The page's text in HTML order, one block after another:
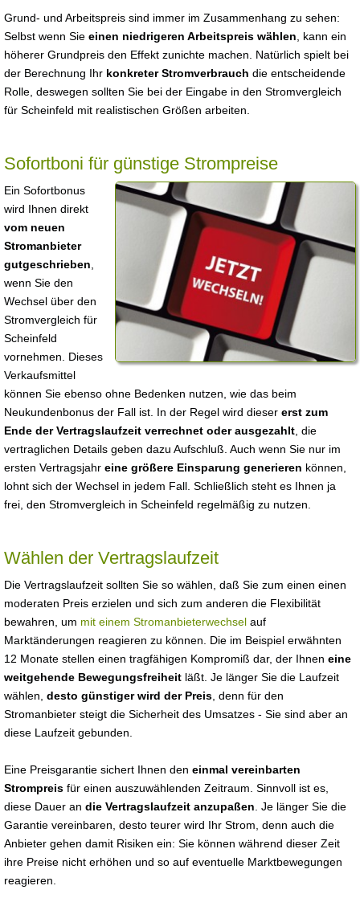
Grund- und Arbeitspreis sind immer im Zusammenhang zu sehen:
Selbst wenn Sie einen niedrigeren Arbeitspreis wählen , kann ein
höherer Grundpreis den Effekt zunichte machen. Natürlich spielt bei
der Berechnung Ihr konkreter Stromverbrauch die entscheidende
Rolle, deswegen sollten Sie bei der Eingabe in den Stromvergleich
für Scheinfeld mit realistischen Größen arbeiten.
Sofortboni für günstige Strompreise
Ein Sofortbonus
wird Ihnen direkt
vom neuen
Stromanbieter
gutgeschrieben
wenn Sie den
Wechsel über den
Stromvergleich für
Scheinfeld
vornehmen. Dieses
Verkaufsmittel
können Sie ebenso ohne Bedenken nutzen, wie das beim
Neukundenbonus der Fall ist. In der Regel wird dieser erst zum
Ende der Vertragslaufzeit verrechnet oder ausgezahlt , die
vertraglichen Details geben dazu Aufschluß. Auch wenn Sie nur im
ersten Vertragsjahr eine größere Einsparung generieren können,
lohnt sich der Wechsel in jedem Fall. Schließlich steht es Ihnen ja
frei, den Stromvergleich in Scheinfeld regelmäßig zu nutzen.
Wählen der Vertragslaufzeit
Die Vertragslaufzeit sollten Sie so wählen, daß Sie zum einen einen
moderaten Preis erzielen und sich zum anderen die Flexibilität
bewahren, um mit einem Stromanbieterwechsel auf
Marktänderungen reagieren zu können. Die im Beispiel erwähnten
12 Monate stellen einen tragfähigen Kompromiß dar, der Ihnen eine
weitgehende Bewegungsfreiheit läßt. Je länger Sie die Laufzeit
wählen, desto günstiger wird der Preis , denn für den
Stromanbieter steigt die Sicherheit des Umsatzes - Sie sind aber an
diese Laufzeit gebunden.
Eine Preisgarantie sichert Ihnen den einmal vereinbarten
Strompreis für einen auszuwählenden Zeitraum. Sinnvoll ist es,
diese Dauer an die Vertragslaufzeit anzupaßen . Je länger Sie die
Garantie vereinbaren, desto teurer wird Ihr Strom, denn auch die
Anbieter gehen damit Risiken ein: Sie können während dieser Zeit
ihre Preise nicht erhöhen und so auf eventuelle Marktbewegungen
reagieren.